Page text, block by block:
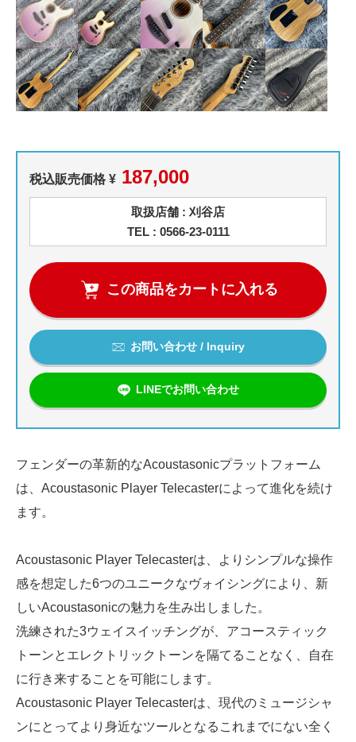
税込販売価格 ¥ 187,000
取扱店舗 : 刈谷店
TEL : 0566-23-0111
この商品をカートに入れる
お問い合わせ / Inquiry
LINEでお問い合わせ
フェンダーの革新的なAcoustasonicプラットフォーム
は、Acoustasonic Player Telecasterによって進化を続け
ます。
Acoustasonic Player Telecasterは、よりシンプルな操作
感を想定した6つのユニークなヴォイシングにより、新
しいAcoustasonicの魅力を生み出しました。
洗練された3ウェイスイッチングが、アコースティック
トーンとエレクトリックトーンを隔てることなく、自在
に行き来することを可能にします。
Acoustasonic Player Telecasterは、現代のミュージシャ
ンにとってより身近なツールとなるこれまでにない全く